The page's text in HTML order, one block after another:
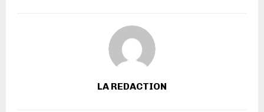
LA REDACTION